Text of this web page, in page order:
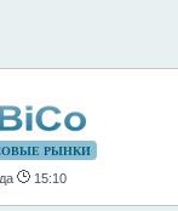
РЫНКИ
15:10